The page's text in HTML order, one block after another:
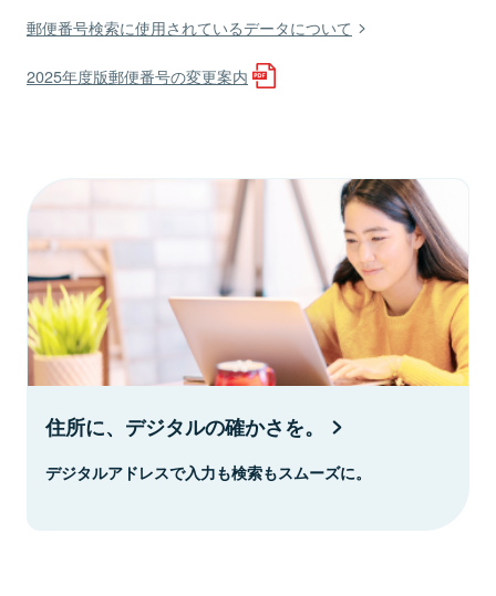
郵便番号検索に使用されているデータについて
2025年度版郵便番号の変更案内
住所に、デジタルの確かさを。
デジタルアドレスで入力も検索もスムーズに。